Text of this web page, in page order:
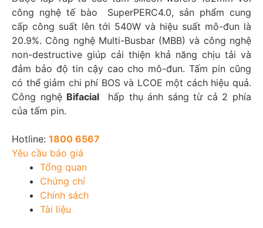
công nghệ tế bào SuperPERC4.0, sản phẩm cung
cấp công suất lên tới 540W và hiệu suất mô-đun là
20.9%. Công nghệ Multi-Busbar (MBB) và công nghệ
non-destructive giúp cải thiện khả năng chịu tải và
đảm bảo độ tin cậy cao cho mô-đun. Tấm pin cũng
có thể giảm chi phí BOS và LCOE một cách hiệu quả.
Công nghệ Bifacial hấp thụ ánh sáng từ cả 2 phía
của tấm pin.
Hotline: 1800 6567
Yêu cầu báo giá
Tổng quan
Chứng chỉ
Chính sách
Tài liệu